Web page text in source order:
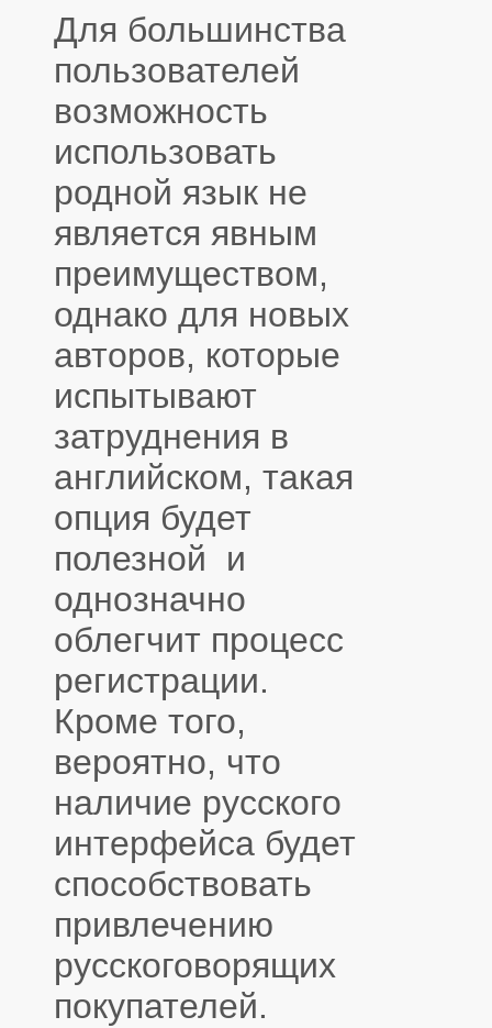
Для большинства
пользователей
возможность
использовать
родной язык не
является явным
преимуществом,
однако для новых
авторов, которые
испытывают
затруднения в
английском, такая
опция будет
полезной и
однозначно
облегчит процесс
регистрации.
Кроме того,
вероятно, что
наличие русского
интерфейса будет
способствовать
привлечению
русскоговорящих
покупателей.